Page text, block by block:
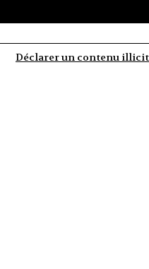
Déclarer un contenu